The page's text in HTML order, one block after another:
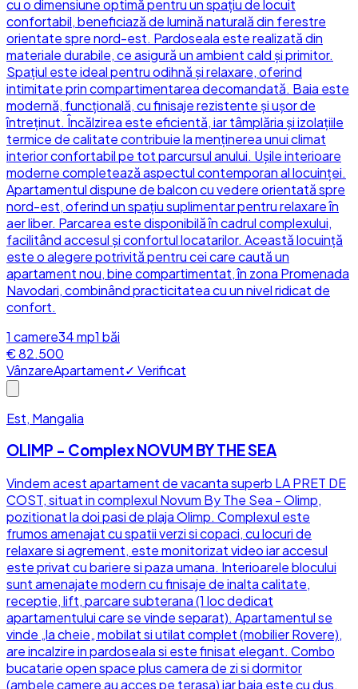
cu o dimensiune optimă pentru un spațiu de locuit
confortabil, beneficiază de lumină naturală din ferestre
orientate spre nord-est. Pardoseala este realizată din
materiale durabile, ce asigură un ambient cald și primitor.
Spațiul este ideal pentru odihnă și relaxare, oferind
intimitate prin compartimentarea decomandată. Baia este
modernă, funcțională, cu finisaje rezistente și ușor de
întreținut. Încălzirea este eficientă, iar tâmplăria și izolațiile
termice de calitate contribuie la menținerea unui climat
interior confortabil pe tot parcursul anului. Ușile interioare
moderne completează aspectul contemporan al locuinței.
Apartamentul dispune de balcon cu vedere orientată spre
nord-est, oferind un spațiu suplimentar pentru relaxare în
aer liber. Parcarea este disponibilă în cadrul complexului,
facilitând accesul și confortul locatarilor. Această locuință
este o alegere potrivită pentru cei care caută un
apartament nou, bine compartimentat, în zona Promenada
Navodari, combinând practicitatea cu un nivel ridicat de
confort.
1 camere34mp1 băi
€ 82.500
VânzareApartament✓ Verificat
Est, Mangalia
OLIMP - Complex NOVUM BY THE SEA
Vindem acest apartament de vacanta superb LA PRET DE
COST, situat in complexul Novum By The Sea - Olimp,
pozitionat la doi pasi de plaja Olimp. Complexul este
frumos amenajat cu spatii verzi si copaci, cu locuri de
relaxare si agrement, este monitorizat video iar accesul
este privat cu bariere si paza umana. Interioarele blocului
sunt amenajate modern cu finisaje de inalta calitate,
receptie, lift, parcare subterana (1 loc dedicat
apartamentului care se vinde separat). Apartamentul se
vinde „la cheie„ mobilat si utilat complet (mobilier Rovere),
are incalzire in pardoseala si este finisat elegant. Combo
bucatarie open space plus camera de zi si dormitor
(ambele camere au acces pe terasa) iar baia este cu dus.